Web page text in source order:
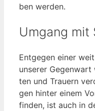
ben werden.
Umgang mit
Ent­ge­gen einer
unse­rer
ten und Trau­ern
gen hin­ter einem
fin­den, ist auch in